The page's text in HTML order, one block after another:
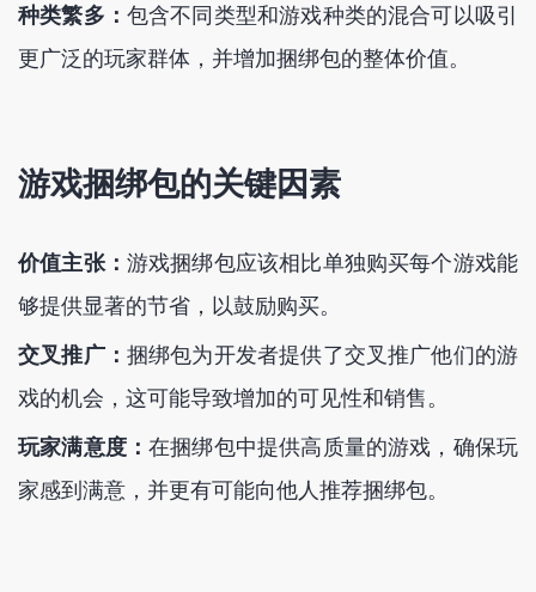
种类繁多： 包含不同类型和游戏种类的混合可以吸引
更广泛的玩家群体，并增加捆绑包的整体价值。
游戏捆绑包的关键因素
价值主张： 游戏捆绑包应该相比单独购买每个游戏能
够提供显著的节省，以鼓励购买。
交叉推广： 捆绑包为开发者提供了交叉推广他们的游
戏的机会，这可能导致增加的可见性和销售。
玩家满意度：在捆绑包中提供高质量的游戏，确保玩
家感到满意，并更有可能向他人推荐捆绑包。